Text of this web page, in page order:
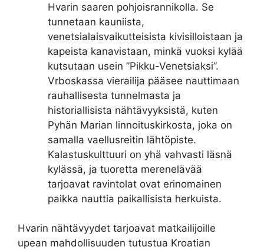
Hvarin saaren pohjoisrannikolla. Se
tunnetaan kauniista,
venetsialaisvaikutteisista kivisilloistaan ja
kapeista kanavistaan, minkä vuoksi kylää
kutsutaan usein ”Pikku-Venetsiaksi”.
Vrboskassa vierailija pääsee nauttimaan
rauhallisesta tunnelmasta ja
historiallisista nähtävyyksistä, kuten
Pyhän Marian linnoituskirkosta, joka on
samalla vaellusreitin lähtöpiste.
Kalastuskulttuuri on yhä vahvasti läsnä
kylässä, ja tuoretta merenelävää
tarjoavat ravintolat ovat erinomainen
paikka nauttia paikallisista herkuista.
Hvarin nähtävyydet tarjoavat matkailijoille
upean mahdollisuuden tutustua Kroatian